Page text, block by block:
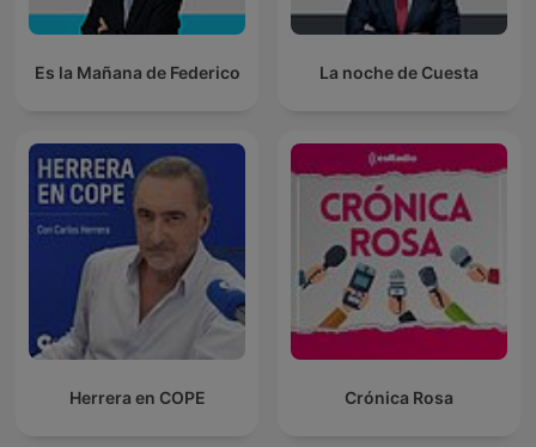
Es la Mañana de Federico La noche de Cuesta
Herrera en COPE Crónica Rosa